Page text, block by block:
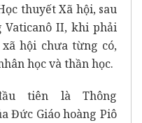
thuyết Xã hội, sau
Vaticanô II, khi phải
hội chưa từng có,
học và thần học.
tiên là Thông
Đức Giáo hoàng Piô